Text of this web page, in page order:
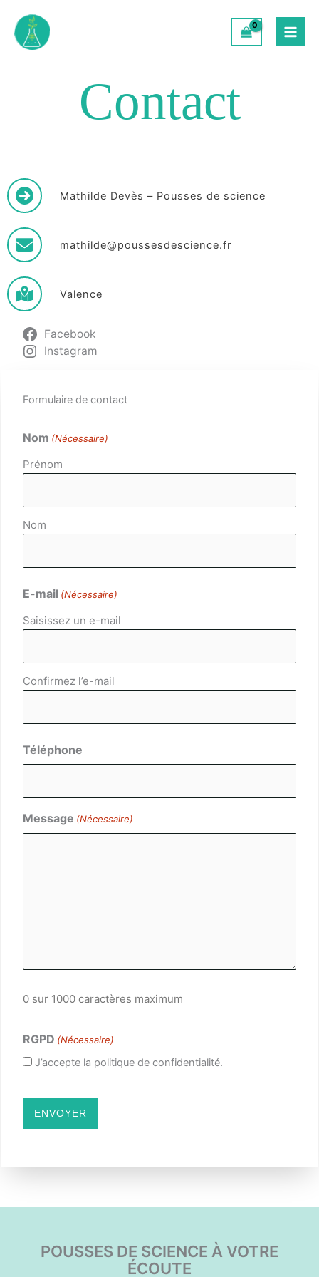
contenu
Contact
Mathilde Devès – Pousses de science
mathilde@poussesdescience.fr
Valence
Facebook
Instagram
Formulaire de contact
Nom (Nécessaire)
Prénom
Nom
E-mail (Nécessaire)
Saisissez un e-mail
Confirmez l’e-mail
Téléphone
Message (Nécessaire)
0 sur 1000 caractères maximum
RGPD (Nécessaire)
J’accepte la politique de confidentialité.
POUSSES DE SCIENCE À VOTRE
ÉCOUTE